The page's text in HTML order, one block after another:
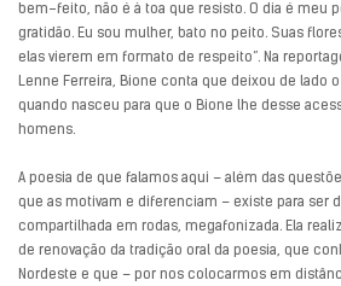
bem-feito, não é à toa que resisto. O dia é meu
gratidão. Eu sou mulher, bato no peito. Suas
elas vierem em formato de respeito”. Na
Lenne Ferreira, Bione conta que deixou de lado
quando nasceu para que o Bione lhe desse
homens.
A poesia de que falamos aqui – além das
que as motivam e diferenciam – existe para ser
compartilhada em rodas, megafonizada. Ela
de renovação da tradição oral da poesia, que
Nordeste e que – por nos colocarmos em